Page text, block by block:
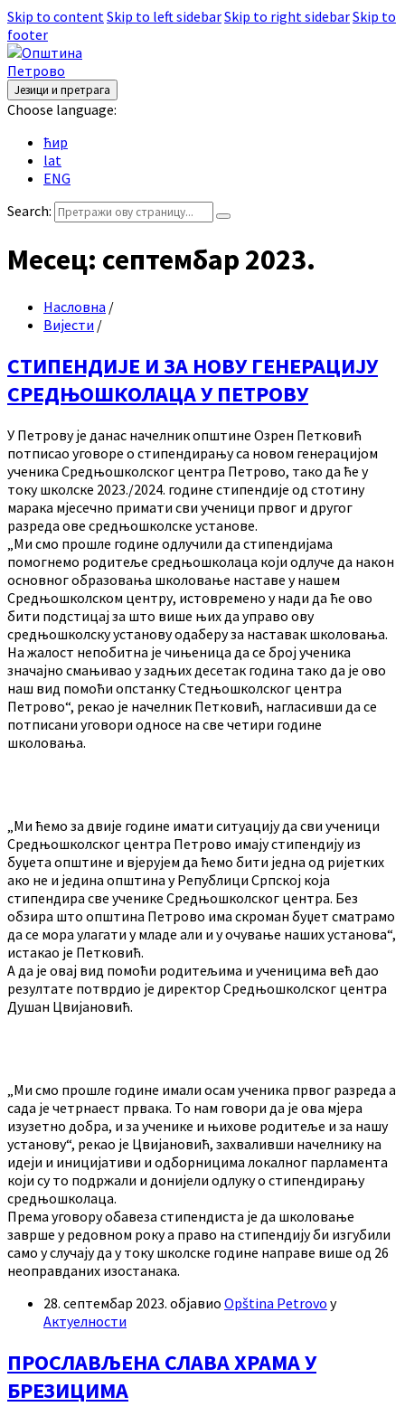
Skip to contentSkip to left sidebarSkip to right sidebarSkip to
footer
Језици и претрага
Choose language:
ћир
lat
ENG
Search:
Месец: септембар 2023.
Насловна /
Вијести /
СТИПЕНДИЈЕ И ЗА НОВУ ГЕНЕРАЦИЈУ
СРЕДЊОШКОЛАЦА У ПЕТРОВУ
У Петрову је данас начелник општине Озрен Петковић
потписао уговоре о стипендирању са новом генерацијом
ученика Средњошколског центра Петрово, тако да ће у
току школске 2023./2024. године стипендије од стотину
марака мјесечно примати сви ученици првог и другог
разреда ове средњошколске установе.
„Ми смо прошле године одлучили да стипендијама
помогнемо родитеље средњошколаца који одлуче да након
основног образовања школовање наставе у нашем
Средњошколском центру, истовремено у нади да ће ово
бити подстицај за што више њих да управо ову
средњошколску установу одаберу за наставак школовања.
На жалост непобитна је чињеница да се број ученика
значајно смањивао у задњих десетак година тако да је ово
наш вид помоћи опстанку Стедњошколског центра
Петрово“, рекао је начелник Петковић, нагласивши да се
потписани уговори односе на све четири године
школовања.
„Ми ћемо за двије године имати ситуацију да сви ученици
Средњошколског центра Петрово имају стипендију из
буџета општине и вјерујем да ћемо бити једна од ријетких
ако не и једина општина у Републици Српској која
стипендира све ученике Средњошколског центра. Без
обзира што општина Петрово има скроман буџет сматрамо
да се мора улагати у младе али и у очување наших установа“,
истакао је Петковић.
А да је овај вид помоћи родитељима и ученицима већ дао
резултате потврдио је директор Средњошколског центра
Душан Цвијановић.
„Ми смо прошле године имали осам ученика првог разреда а
сада је четрнаест првака. То нам говори да је ова мјера
изузетно добра, и за ученике и њихове родитеље и за нашу
установу“, рекао је Цвијановић, захваливши начелнику на
идеји и иницијативи и одборницима локалног парламента
који су то подржали и донијели одлуку о стипендирању
средњошколаца.
Према уговору обавеза стипендиста је да школовање
заврше у редовном року а право на стипендију би изгубили
само у случају да у току школске године направе више од 26
неоправданих изостанака.
28. септембар 2023. објавио Opština Petrovo у
Актуелности
ПРОСЛАВЉЕНА СЛАВА ХРАМА У
БРЕЗИЦИМА